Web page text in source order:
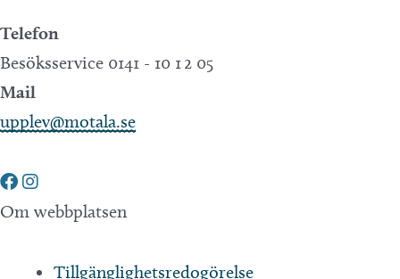
Telefon
Besöksservice 0141 - 10 1 2 05
Mail
upplev@motala.se
Om webbplatsen
Tillgänglighetsredogörelse